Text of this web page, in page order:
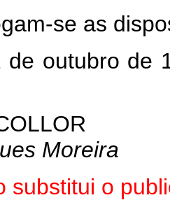
se as
de outubro de
Moreira
substitui o